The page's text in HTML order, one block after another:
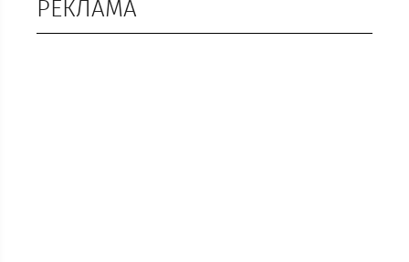
РЕКЛАМА